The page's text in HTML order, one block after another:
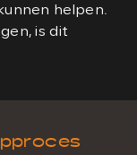
helpen.
is dit